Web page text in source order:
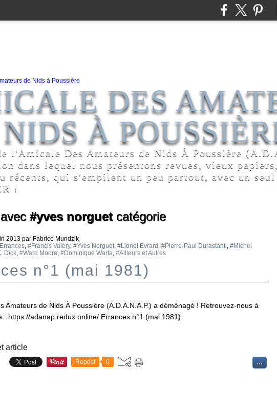
DES
À
l'Amicale Des Amateurs de Nids À Poussière
dans lequel nous présentons revues, vieux
récents, qui s'empilent un peu partout, avec un
!
#yves norguetcatégorie
2013 par Fabrice Mundzik
, #Francis Valéry, #Yves Norguet, #Lionel Evrard , #Pierre-Paul Durastanti, #Michel
Dick, #Ward Moore, #Dominique Warfa, #Ailleurs et Autres
n°1 (mai 1981)
Amateurs de Nids À Poussière (A.D.A.N.A.P.) a déménagé ! Retrouvez-nous à
: https://adanap.redux.online/ Errances n°1 (mai 1981)
article
Repost 0 …